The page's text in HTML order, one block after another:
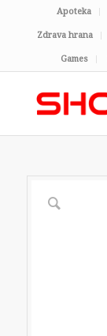
Apoteka
Zdrava hrana
Games